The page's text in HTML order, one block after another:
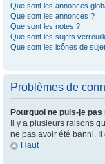
Que sont les annonces
Que sont les annonces ?
Que sont les notes ?
Que sont les sujets
Que sont les icônes de
Problèmes de
Pourquoi ne puis-je
Il y a plusieurs raisons
ne pas avoir été banni.
Haut